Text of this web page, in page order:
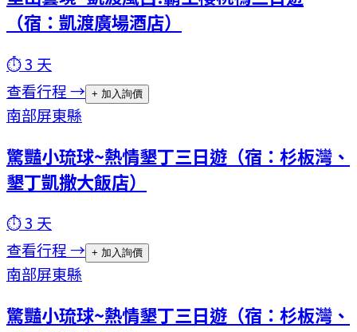
（宿：凱渡廣場酒店）
⏱3 天
查看行程 → + 加入詢價
南部屏東縣
驚豔小琉球~熱情墾丁三日遊（宿：杉板灣、
墾丁凱撒大飯店）
⏱3 天
查看行程 → + 加入詢價
南部屏東縣
驚豔小琉球~熱情墾丁三日遊（宿：杉板灣、